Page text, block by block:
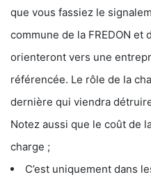
que vous fassiez le
commune de la FREDON et
orienteront vers une
référencée. Le rôle de la
dernière qui viendra
Notez aussi que le coût de
charge ;
C’est uniquement dans